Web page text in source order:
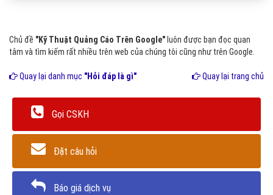
Chủ đề "Kỹ Thuật Quảng Cáo Trên Google" luôn được bạn đọc quan
tâm và tìm kiếm rất nhiều trên web của chúng tôi cũng như trên Google.
Quay lại danh mục "Hỏi đáp là gì" Quay lại trang chủ
Gọi CSKH
Đặt câu hỏi
Báo giá dịch vụ